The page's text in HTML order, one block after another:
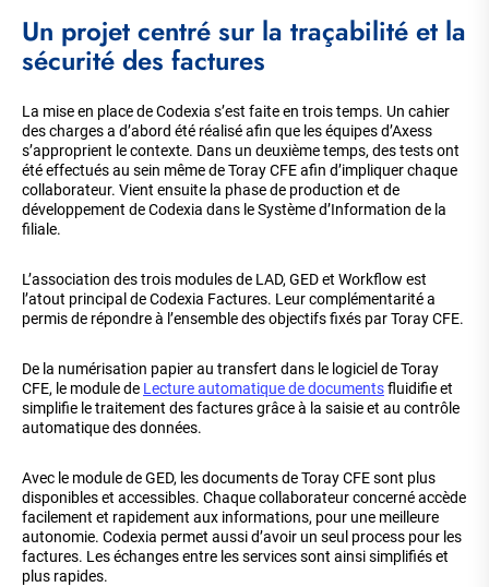
Un projet centré sur la traçabilité et la
sécurité des factures
La mise en place de Codexia s’est faite en trois temps. Un cahier
des charges a d’abord été réalisé afin que les équipes d’Axess
s’approprient le contexte. Dans un deuxième temps, des tests ont
été effectués au sein même de Toray CFE afin d’impliquer chaque
collaborateur. Vient ensuite la phase de production et de
développement de Codexia dans le Système d’Information de la
filiale.
L’association des trois modules de LAD, GED et Workflow est
l’atout principal de Codexia Factures. Leur complémentarité a
permis de répondre à l’ensemble des objectifs fixés par Toray CFE.
De la numérisation papier au transfert dans le logiciel de Toray
CFE, le module de Lecture automatique de documentsfluidifie et
simplifie le traitement des factures grâce à la saisie et au contrôle
automatique des données.
Avec le module de GED, les documents de Toray CFE sont plus
disponibles et accessibles. Chaque collaborateur concerné accède
facilement et rapidement aux informations, pour une meilleure
autonomie. Codexia permet aussi d’avoir un seul process pour les
factures. Les échanges entre les services sont ainsi simplifiés et
plus rapides.